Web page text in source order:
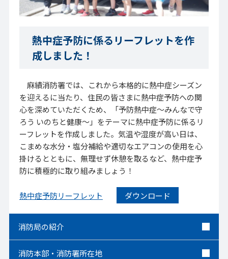
熱中症予防に係るリーフレットを作
成しました！
麻績消防署では、これから本格的に熱中症シーズン
を迎えるに当たり、住民の皆さまに熱中症予防への関
心を深めていただくため、「予防熱中症～みんなで守
ろう いのちと健康～」をテーマに熱中症予防に係るリ
ーフレットを作成しました。気温や湿度が高い日は、
こまめな水分・塩分補給や適切なエアコンの使用を心
掛けるとともに、無理せず休憩を取るなど、熱中症予
防に積極的に取り組みましょう！
熱中症予防リーフレット ダウンロード
消防局の紹介
消防本部・消防署所在地